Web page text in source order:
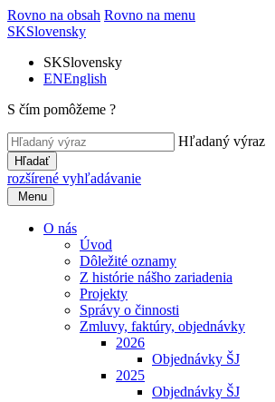
Rovno na obsah Rovno na menu
SKSlovensky
SKSlovensky
ENEnglish
S čím pomôžeme ?
Hľadaný výraz
Hľadať
rozšírené vyhľadávanie
Menu
O nás
Úvod
Dôležité oznamy
Z histórie nášho zariadenia
Projekty
Správy o činnosti
Zmluvy, faktúry, objednávky
2026
Objednávky ŠJ
2025
Objednávky ŠJ